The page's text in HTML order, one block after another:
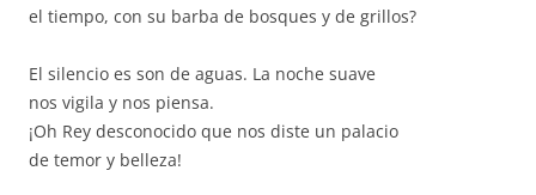
el tiempo, con su barba de bosques y de grillos?
El silencio es son de aguas. La noche suave
nos vigila y nos piensa.
¡Oh Rey desconocido que nos diste un palacio
de temor y belleza!